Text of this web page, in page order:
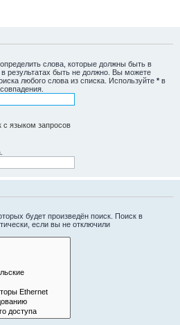
определить слова, которые должны быть в
результатах быть не должно. Вы можете
любого слова из списка. Используйте * в
с языком запросов
будет произведён поиск. Поиск в
если вы не отключили